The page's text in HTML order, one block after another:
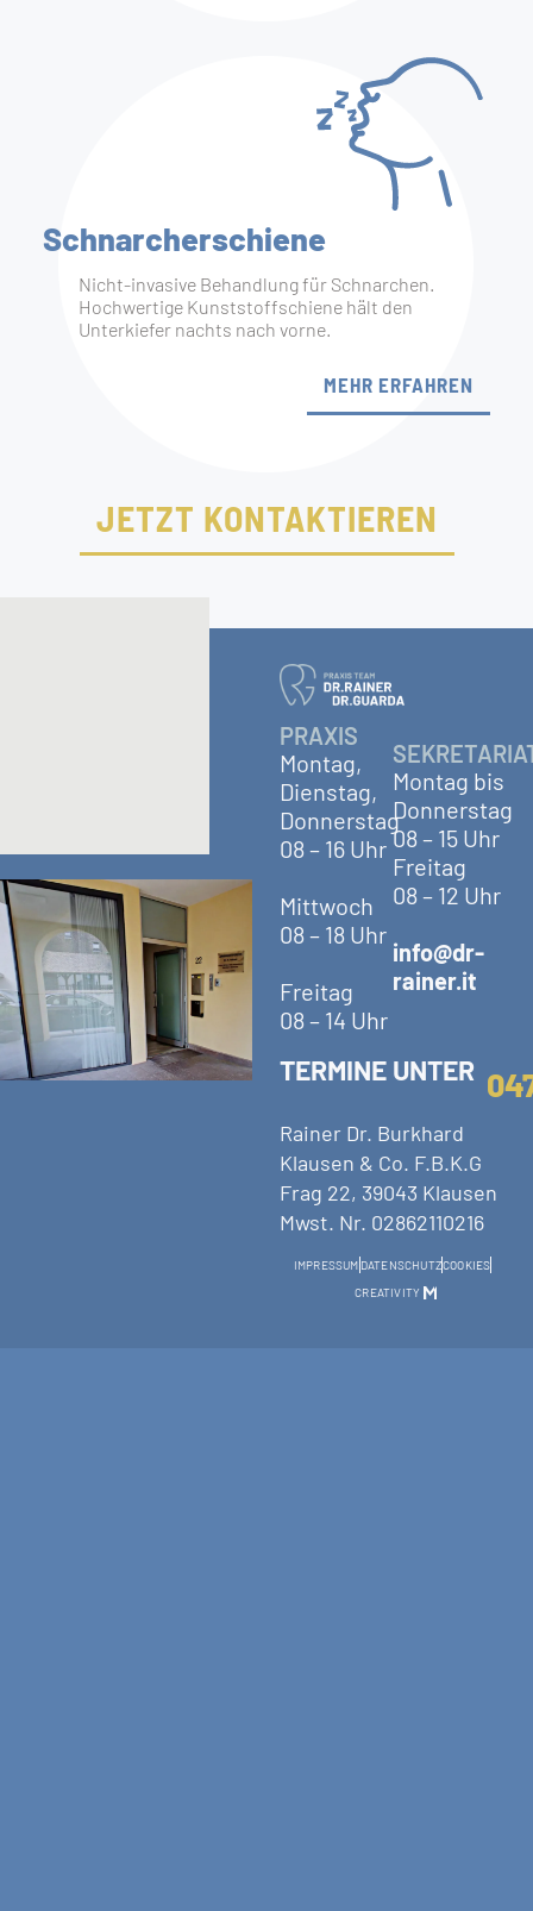
Schnarcher­schiene
Nicht-invasive Behandlung für Schnarchen.
Hochwertige Kunststoffschiene hält den
Unterkiefer nachts nach vorne.
MEHR ERFAHREN
JETZT KONTAKTIEREN
PRAXIS
Montag,
Dienstag,
Donnerstag
08 – 16 Uhr
Mittwoch
08 – 18 Uhr
Freitag
08 – 14 Uhr
Montag bis
Donnerstag
08 – 15 Uhr
Freitag
08 – 12 Uhr
info@dr-
rainer.it
TERMINE UNTER
Rainer Dr. Burkhard
Klausen & Co. F.B.K.G
Frag 22, 39043 Klausen
Mwst. Nr. 02862110216
IMPRESSUM DATENSCHUTZCOOKIES
CREATIVITY